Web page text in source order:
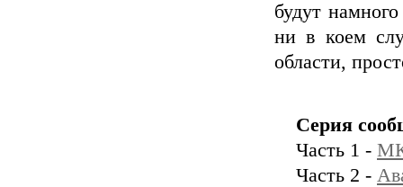
будут
ни в коем
области,
Серия
Часть 1 - МК
Часть 2 -